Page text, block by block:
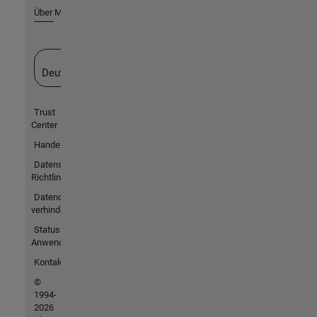
Über MathWorks
Deutschland
Trust
Center
Handelsmarken
Datenschutz-
Richtlinien
Datendiebstahl
verhindern
Status von
Anwendungen
Kontakt
©
1994-
2026